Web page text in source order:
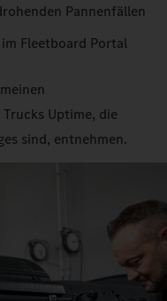
Pannenfällen
Fleetboard Portal
Uptime, die
sind, entnehmen.